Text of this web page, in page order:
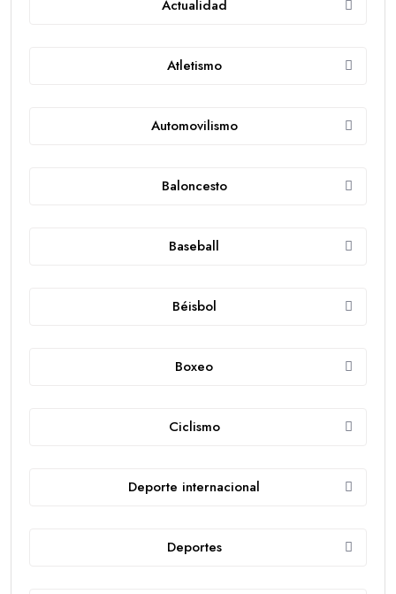
Actualidad
Atletismo
Automovilismo
Baloncesto
Baseball
Béisbol
Boxeo
Ciclismo
Deporte internacional
Deportes